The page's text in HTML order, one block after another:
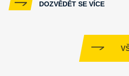
DOZVĚDĚT SE VÍCE